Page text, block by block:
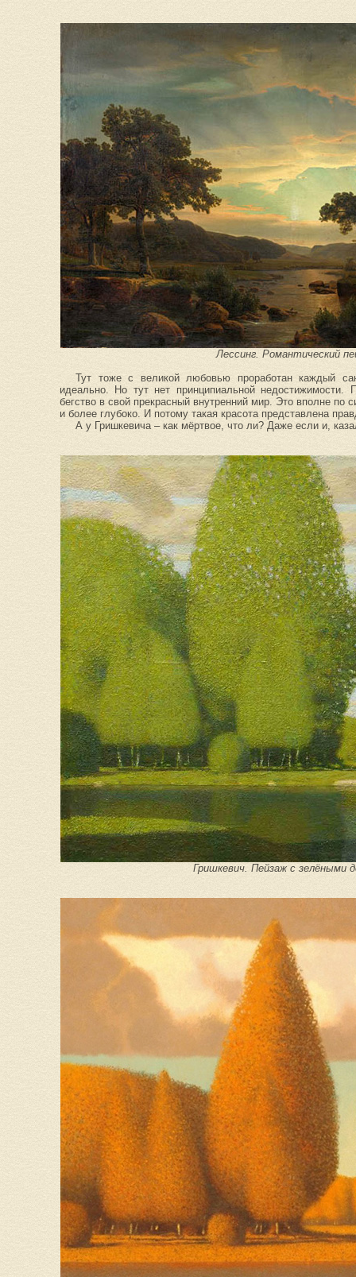
Лессинг. Романтический
Тут тоже с великой любовью проработан каждый
идеально. Но тут нет принципиальной
бегство в свой прекрасный внутренний мир. Это вполне по
и более глубоко. И потому такая красота представлена
А у Гришкевича – как мёртвое, что ли? Даже если и,
Гришкевич. Пейзаж с зелёными